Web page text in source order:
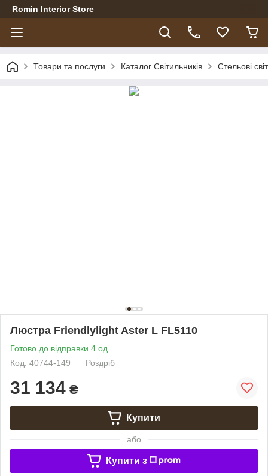
Romin Interior Store
Товари та послуги Каталог Світильників Стельові
Люстра Friendlylight Aster L FL5110
Готово до відправки 4 од.
Код: 40744-149
Роздріб
31 134 ₴
Купити
або
Купити з